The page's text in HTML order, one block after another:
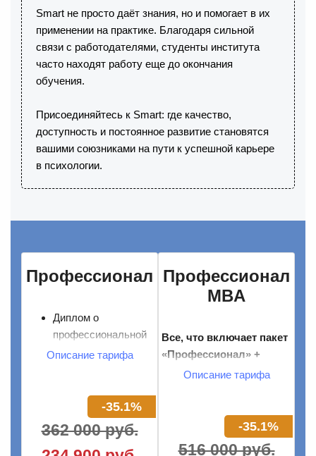
Smart не просто даёт знания, но и помогает в их
применении на практике. Благодаря сильной
связи с работодателями, студенты института
часто находят работу еще до окончания
обучения.
Присоединяйтесь к Smart: где качество,
доступность и постоянное развитие становятся
вашими союзниками на пути к успешной карьере
в психологии.
Профессионал
Диплом о
профессиональной
переподготовке
150 часов групповых
практикумов с
экспертом
68 часов отработки
Описание тарифа
-35.1%
362 000 руб.
Профессионал
MBA
Все, что включает пакет
«Профессионал» +
Программа получения
Особенности
работы психолога за
Описание тарифа
-35.1%
516 000 руб.